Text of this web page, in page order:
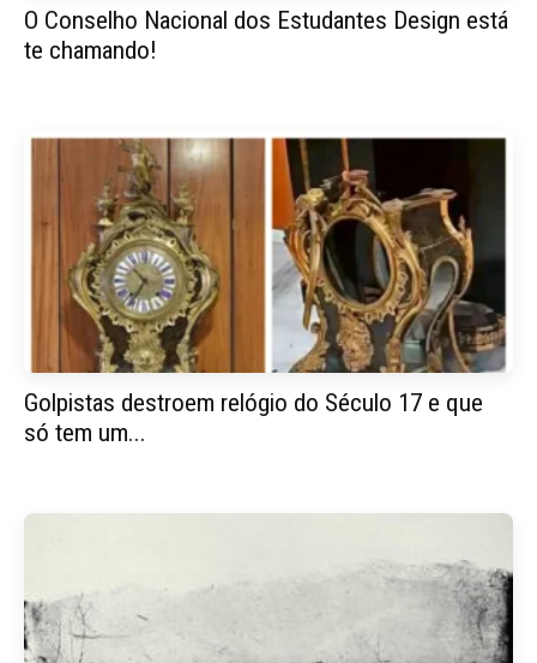
O Conselho Nacional dos Estudantes Design está
te chamando!
Golpistas destroem relógio do Século 17 e que
só tem um...